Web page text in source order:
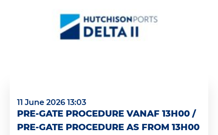
11 June 2026 13:03
PRE-GATE PROCEDURE VANAF 13H00 /
PRE-GATE PROCEDURE AS FROM 13H00